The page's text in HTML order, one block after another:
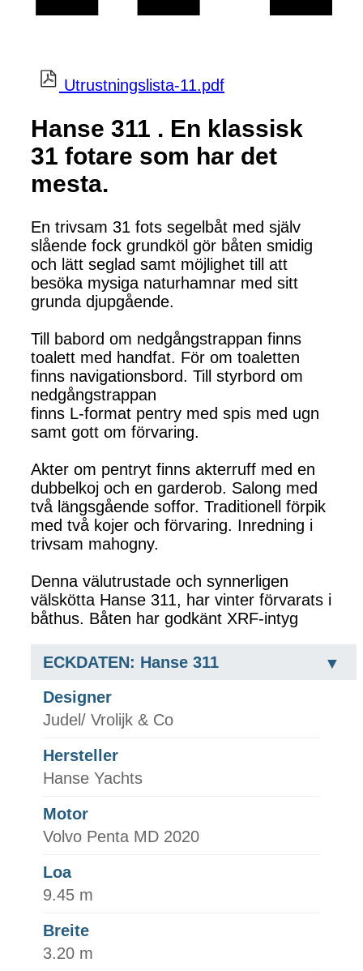
Utrustningslista-11.pdf
Hanse 311 . En klassisk
31 fotare som har det
mesta.
En trivsam 31 fots segelbåt med själv
slående fock grundköl gör båten smidig
och lätt seglad samt möjlighet till att
besöka mysiga naturhamnar med sitt
grunda djupgående.
Till babord om nedgångstrappan finns
toalett med handfat. För om toaletten
finns navigationsbord. Till styrbord om
nedgångstrappan
finns L-format pentry med spis med ugn
samt gott om förvaring.
Akter om pentryt finns akterruff med en
dubbelkoj och en garderob. Salong med
två längsgående soffor. Traditionell förpik
med två kojer och förvaring. Inredning i
trivsam mahogny.
Denna välutrustade och synnerligen
välskötta Hanse 311, har vinter förvarats i
båthus. Båten har godkänt XRF-intyg
ECKDATEN: Hanse 311
Designer
Judel/ Vrolijk & Co
Hersteller
Hanse Yachts
Motor
Volvo Penta MD 2020
Loa
9.45 m
Breite
3.20 m